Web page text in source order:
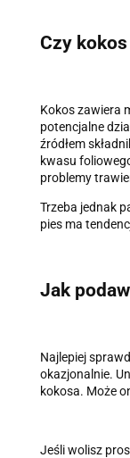
Czy
Kokos zawiera
potencjalne
źródłem
kwasu
problemy
Trzeba jednak
pies ma
Jak
Najlepiej
okazjonalnie.
kokosa. Może
Jeśli wolisz